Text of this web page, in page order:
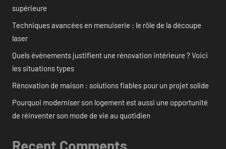
supérieure
Techniques avancées en menuiserie : le rôle de la découpe
laser
Quels événements justifient une rénovation intérieure ? Voici
les situations types
Rénovation de maison : solutions fiables pour un projet solide
Pourquoi moderniser son logement est aussi une opportunité
de réinventer son mode de vie au quotidien
Recent Comments